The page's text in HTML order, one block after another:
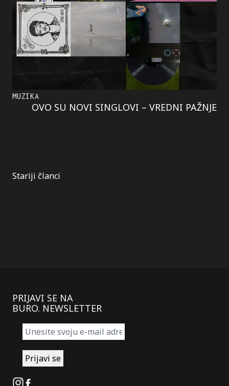
MUZIKA
OVO SU NOVI SINGLOVI – VREDNI PAŽNJE
Kretanje
Stariji članci
PRIJAVI SE NA
BURO. NEWSLETTER
Instagram